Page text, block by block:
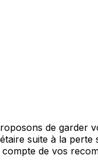
de garder
suite à la
de vos